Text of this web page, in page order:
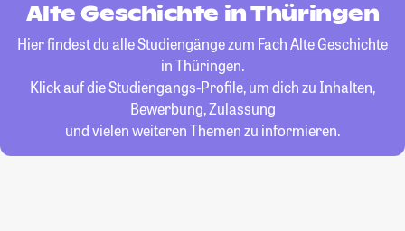
Alte Geschichte in Thüringen
Hier findest du alle Studiengänge zum FachAlte Geschichte
in Thüringen.
Klick auf die Studiengangs-Profile, um dich zu Inhalten,
Bewerbung, Zulassung
und vielen weiteren Themen zu informieren.